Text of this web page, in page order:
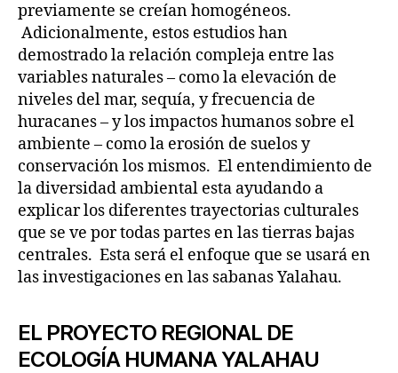
previamente se creían homogéneos.
Adicionalmente, estos estudios han
demostrado la relación compleja entre las
variables naturales – como la elevación de
niveles del mar, sequía, y frecuencia de
huracanes – y los impactos humanos sobre el
ambiente – como la erosión de suelos y
conservación los mismos. El entendimiento de
la diversidad ambiental esta ayudando a
explicar los diferentes trayectorias culturales
que se ve por todas partes en las tierras bajas
centrales. Esta será el enfoque que se usará en
las investigaciones en las sabanas Yalahau.
EL PROYECTO REGIONAL DE
ECOLOGÍA HUMANA YALAHAU